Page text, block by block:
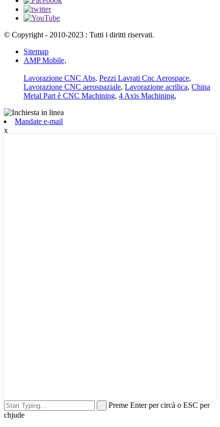
© Copyright - 2010-2023 : Tutti i diritti riservati.
Sitemap
AMP Mobile,
Lavorazione CNC Abs, Pezzi Lavrati Cnc Aerospace,
Lavorazione CNC aerospaziale, Lavorazione acrilica, China
Metal Part è CNC Machining, 4 Axis Machining,
Mandate e-mail
x
Preme Enter per circà o ESC per
chjude